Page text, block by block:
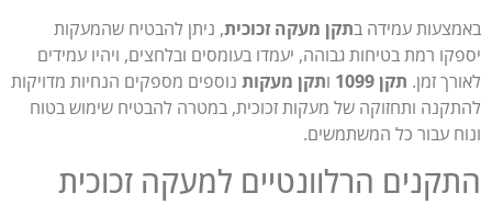
עמידה בתקן מעקה זכוכית, ניתן להבטיח שהמעקות
רמת בטיחות גבוהה, יעמדו בעומסים ובלחצים, ויהיו עמידים
זמן.תקן 1099 ותקן מעקותנוספים מספקים הנחיות מדויקות
ותחזוקה של מעקות זכוכית, במטרה להבטיח שימוש בטוח
עבור כל המשתמשים.
הרלוונטיים למעקה זכוכית